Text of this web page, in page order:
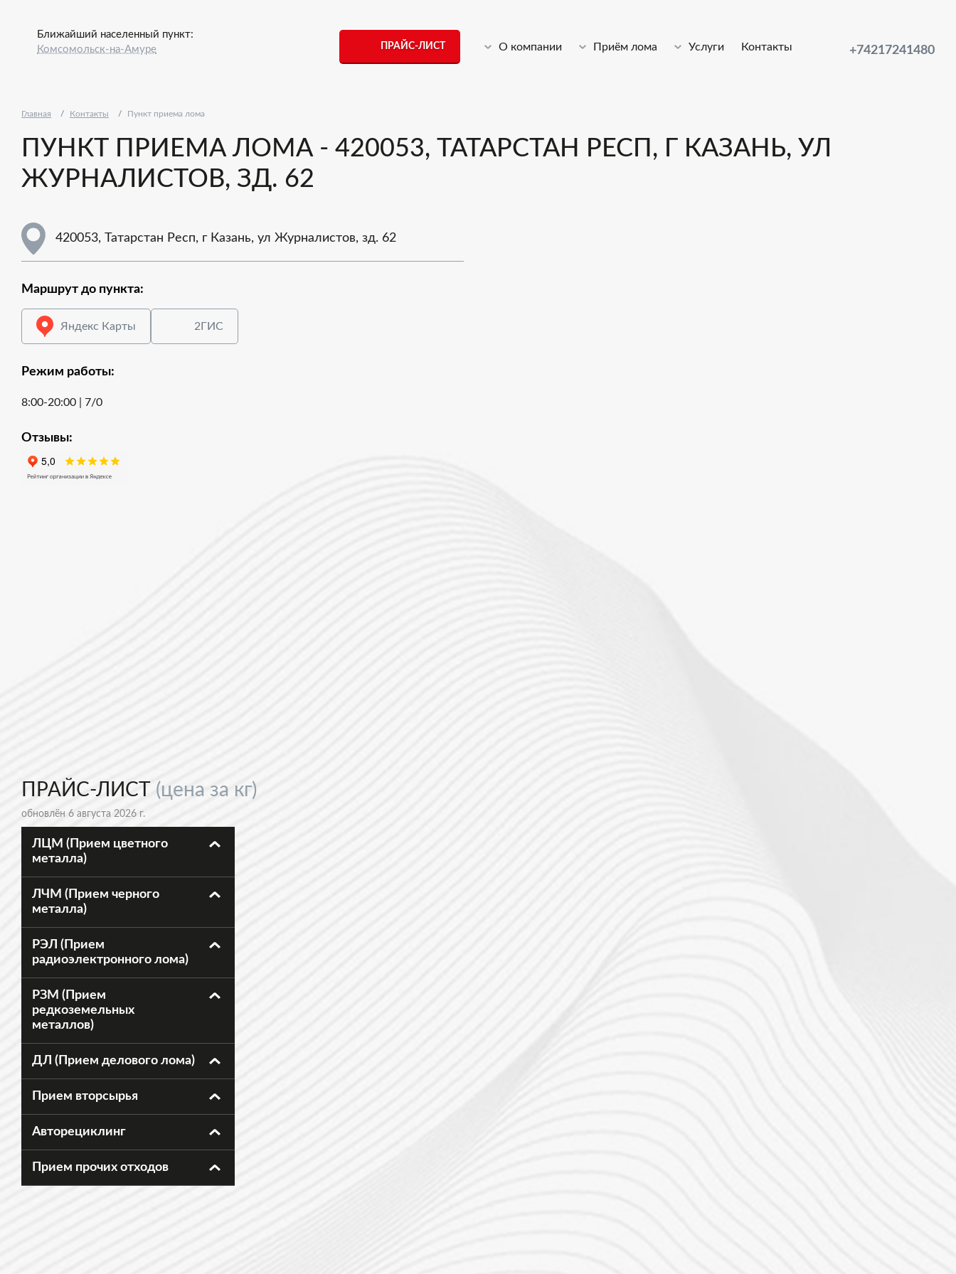
Ближайший населенный пункт:
Комсомольск-на-Амуре
ПРАЙС-ЛИСТ О компании Приём лома Услуги Контакты +74217241480
Главная Контакты Пункт приема лома
ПУНКТ ПРИЕМА ЛОМА - 420053, ТАТАРСТАН РЕСП, Г КАЗАНЬ, УЛ
ЖУРНАЛИСТОВ, ЗД. 62
420053, Татарстан Респ, г Казань, ул Журналистов, зд. 62
Маршрут до пункта:
Яндекс Карты 2ГИС
Режим работы:
8:00-20:00 | 7/0
Отзывы:
ПРАЙС-ЛИСТ (цена за кг)
обновлён 6 августа 2026 г.
ЛЦМ (Прием цветного
металла)
ЛЧМ (Прием черного
металла)
РЭЛ (Прием
радиоэлектронного лома)
РЗМ (Прием
редкоземельных
металлов)
ДЛ (Прием делового лома)
Прием вторсырья
Авторециклинг
Прием прочих отходов